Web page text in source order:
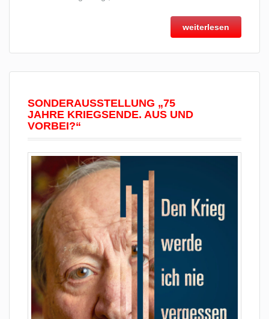
weiterlesen
SONDERAUSSTELLUNG „75
JAHRE KRIEGSENDE. AUS UND
VORBEI?“